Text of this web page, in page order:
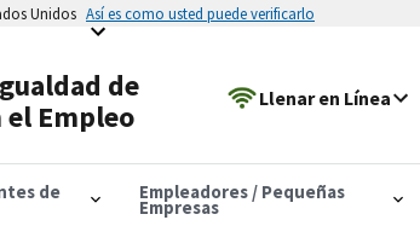
Unidos Así es como usted puede verificarlo
de
Empleo
Llenar en Línea
de Empleadores / Pequeñas
Empresas